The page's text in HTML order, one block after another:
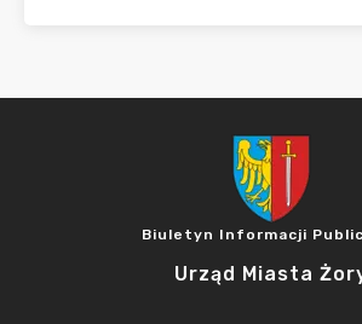
Biuletyn Informacji
Urząd Miasta